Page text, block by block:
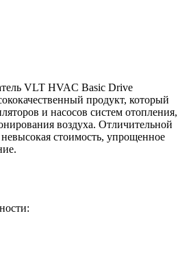
VLT HVAC Basic Drive
продукт, который
и насосов систем отопления,
воздуха. Отличительной
стоимость, упрощенное